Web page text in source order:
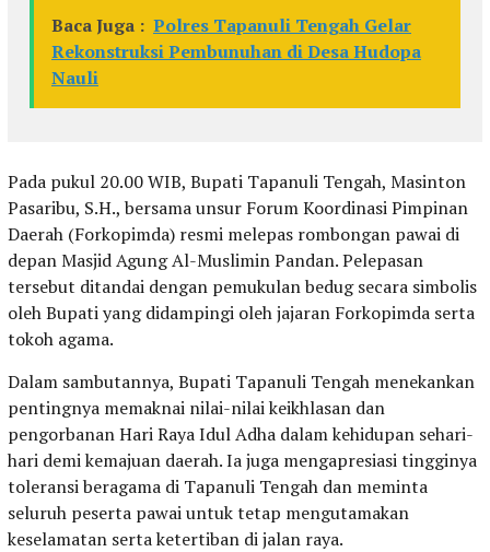
Baca Juga : Polres Tapanuli Tengah Gelar
Rekonstruksi Pembunuhan di Desa Hudopa
Nauli
Pada pukul 20.00 WIB, Bupati Tapanuli Tengah, Masinton
Pasaribu, S.H., bersama unsur Forum Koordinasi Pimpinan
Daerah (Forkopimda) resmi melepas rombongan pawai di
depan Masjid Agung Al-Muslimin Pandan. Pelepasan
tersebut ditandai dengan pemukulan bedug secara simbolis
oleh Bupati yang didampingi oleh jajaran Forkopimda serta
tokoh agama.
Dalam sambutannya, Bupati Tapanuli Tengah menekankan
pentingnya memaknai nilai-nilai keikhlasan dan
pengorbanan Hari Raya Idul Adha dalam kehidupan sehari-
hari demi kemajuan daerah. Ia juga mengapresiasi tingginya
toleransi beragama di Tapanuli Tengah dan meminta
seluruh peserta pawai untuk tetap mengutamakan
keselamatan serta ketertiban di jalan raya.